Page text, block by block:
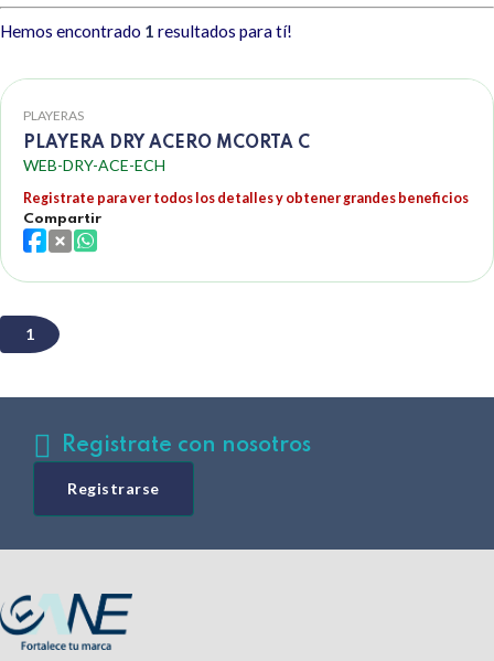
Hemos encontrado 1 resultados para tí!
PLAYERAS
PLAYERA DRY ACERO MCORTA C
WEB-DRY-ACE-ECH
Registrate para ver todos los detalles y obtener grandes beneficios
Compartir
1
Registrate con nosotros
Registrarse